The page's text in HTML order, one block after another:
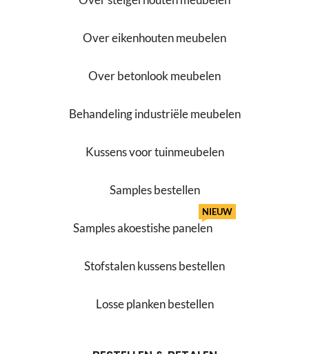
Over eikenhouten meubelen
Over betonlook meubelen
Behandeling industriële meubelen
Kussens voor tuinmeubelen
Samples bestellen
Samples akoestishe panelen
NIEUW
Stofstalen kussens bestellen
Losse planken bestellen